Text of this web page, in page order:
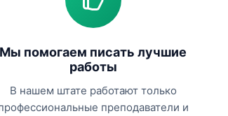
Мы помогаем писать лучшие
работы
В нашем штате работают только
преподаватели и